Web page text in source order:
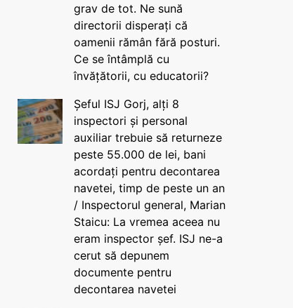
grav de tot. Ne sună
directorii disperați că
oamenii rămân fără posturi.
Ce se întâmplă cu
învățătorii, cu educatorii?
Șeful ISJ Gorj, alți 8
inspectori și personal
auxiliar trebuie să returneze
peste 55.000 de lei, bani
acordați pentru decontarea
navetei, timp de peste un an
/ Inspectorul general, Marian
Staicu: La vremea aceea nu
eram inspector șef. ISJ ne-a
cerut să depunem
documente pentru
decontarea navetei